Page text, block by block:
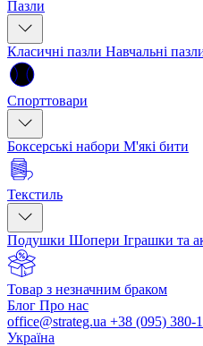
Пазли
Класичні пазли Навчальні
Спорттовари
Боксерські набори М'які бити
Текстиль
Подушки Шопери Іграшки та
Товар з незначним браком
Блог Про нас
office@strateg.ua +38 (095) 380-
Україна